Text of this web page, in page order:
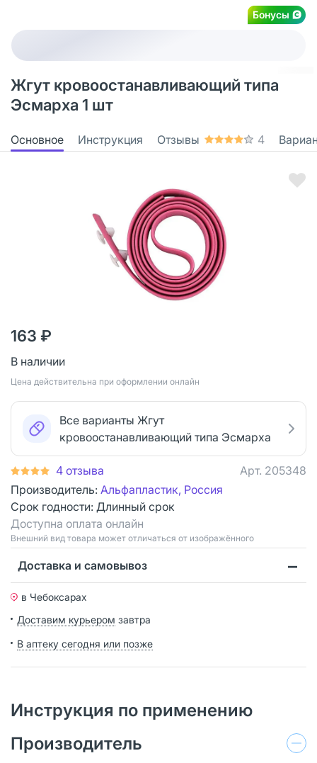
Бонусы
Жгут кровоостанавливающий типа
Эсмарха 1 шт
Основное Инструкция Отзывы 4
163 ₽
В наличии
Цена действительна при оформлении онлайн
Все варианты Жгут
кровоостанавливающий типа Эсмарха
4 отзыва Арт. 205348
Производитель: Альфапластик, Россия
Срок годности: Длинный срок
Доступна оплата онлайн
Bнешний вид товара может отличаться от изображённого
Доставка и самовывоз
в Чебоксарах
Доставим курьером завтра
В аптеку сегодня или позже
Инструкция по применению
Производитель